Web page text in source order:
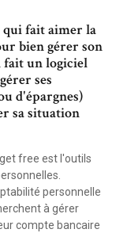
qui fait aimer la
bien gérer son
fait un logiciel
ses
d'épargnes)
sa situation
free est l'outils
personnelle
à gérer
compte bancaire